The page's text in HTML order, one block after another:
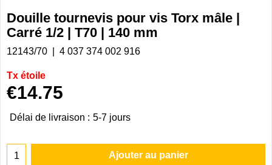
Douille tournevis pour vis Torx mâle |
Carré 1/2 | T70 | 140 mm
12143/70 4 037 374 002 916
Tx étoile
€14.75
Délai de livraison : 5-7 jours
Ajouter au panier